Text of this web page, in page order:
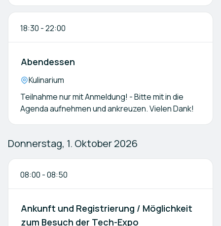
18:30 -22:00
Abendessen
Location:
Kulinarium
Teilnahme nur mit Anmeldung! - Bitte mit in die
Agenda aufnehmen und ankreuzen. Vielen Dank!
Donnerstag, 1. Oktober 2026
08:00 -08:50
Ankunft und Registrierung / Möglichkeit
zum Besuch der Tech-Expo